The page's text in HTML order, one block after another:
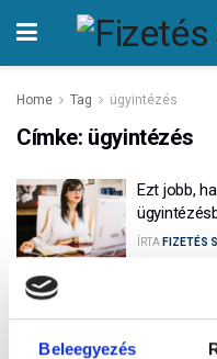
Beleegyezés
Home Tag ügyintézés
Címke: ügyintézés
Ezt jobb,
ÍRTA FIZETÉS
os